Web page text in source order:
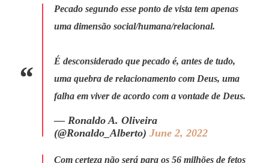
Pecado segundo esse ponto de vista tem apenas
uma dimensão social/humana/relacional.
É desconsiderado que pecado é, antes de tudo,
uma quebra de relacionamento com Deus, uma
falha em viver de acordo com a vontade de Deus.
— Ronaldo A. Oliveira
(@Ronaldo_Alberto) June 2, 2022
Com certeza não será para os 56 milhões de fetos